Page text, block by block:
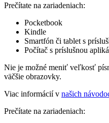
Prečítate na zariadeniach:
Pocketbook
Kindle
Smartfón či tablet s
Počítač s príslušnou
Nie je možné meniť veľkosť
väčšie obrazovky.
Viac informácií v našich
Prečítate na zariadeniach: